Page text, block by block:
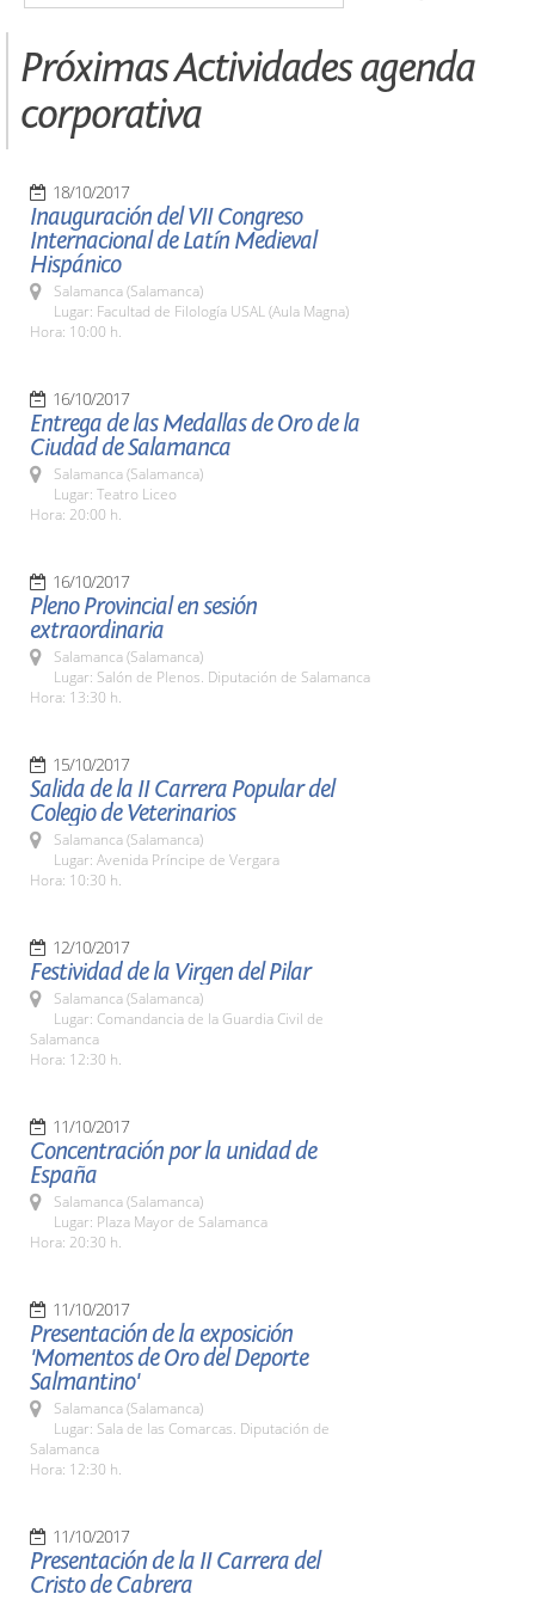
Próximas Actividades agenda
corporativa
18/10/2017
Inauguración del VII Congreso
Internacional de Latín Medieval
Hispánico
Salamanca (Salamanca)
Lugar: Facultad de Filología USAL (Aula Magna)
Hora: 10:00 h.
16/10/2017
Entrega de las Medallas de Oro de la
Ciudad de Salamanca
Salamanca (Salamanca)
Lugar: Teatro Liceo
Hora: 20:00 h.
16/10/2017
Pleno Provincial en sesión
extraordinaria
Salamanca (Salamanca)
Lugar: Salón de Plenos. Diputación de Salamanca
Hora: 13:30 h.
15/10/2017
Salida de la II Carrera Popular del
Colegio de Veterinarios
Salamanca (Salamanca)
Lugar: Avenida Príncipe de Vergara
Hora: 10:30 h.
12/10/2017
Festividad de la Virgen del Pilar
Salamanca (Salamanca)
Lugar: Comandancia de la Guardia Civil de
Salamanca
Hora: 12:30 h.
11/10/2017
Concentración por la unidad de
España
Salamanca (Salamanca)
Lugar: Plaza Mayor de Salamanca
Hora: 20:30 h.
11/10/2017
Presentación de la exposición
'Momentos de Oro del Deporte
Salmantino'
Salamanca (Salamanca)
Lugar: Sala de las Comarcas. Diputación de
Salamanca
Hora: 12:30 h.
11/10/2017
Presentación de la II Carrera del
Cristo de Cabrera